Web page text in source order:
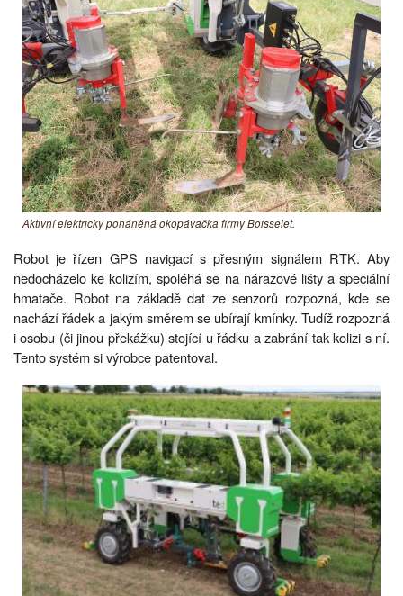
Aktivní elektricky poháněná okopávačka firmy Boisselet.
Robot je řízen GPS navigací s přesným signálem RTK. Aby
nedocházelo ke kolizím, spoléhá se na nárazové lišty a speciální
hmatače. Robot na základě dat ze senzorů rozpozná, kde se
nachází řádek a jakým směrem se ubírají kmínky. Tudíž rozpozná
i osobu (či jinou překážku) stojící u řádku a zabrání tak kolizi s ní.
Tento systém si výrobce patentoval.